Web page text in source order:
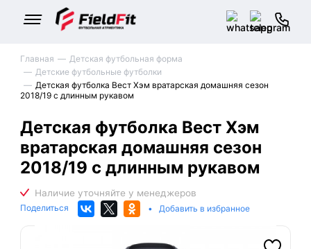
Главная
Детская футбольная форма
Детские футбольные футболки
Детская футболка Вест Хэм вратарская домашняя сезон
2018/19 с длинным рукавом
Детская футболка Вест Хэм
вратарская домашняя сезон
2018/19 с длинным рукавом
Поделиться • Добавить в избранное